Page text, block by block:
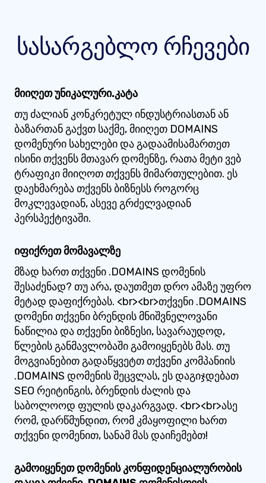
სასარგებლო რჩევები
მიიღეთ უნიკალური.კატა
თუ ძალიან კონკრეტულ ინდუსტრიასთან ან
ბაზართან გაქვთ საქმე, მიიღეთ DOMAINS
დომენური სახელები და გადაამისამართეთ
ისინი თქვენს მთავარ დომენზე, რათა მეტი ვებ
ტრაფიკი მიიღოთ თქვენს მიმართულებით. ეს
დაეხმარება თქვენს ბიზნესს როგორც
მოკლევადიან, ასევე გრძელვადიან
პერსპექტივაში.
იფიქრეთ მომავალზე
მზად ხართ თქვენი .DOMAINS დომენის
შესაძენად? თუ არა, დაუთმეთ დრო ამაზე უფრო
მეტად დაფიქრებას. <br><br>თქვენი .DOMAINS
დომენი თქვენი ბრენდის მნიშვნელოვანი
ნაწილია და თქვენი ბიზნესი, სავარაუდოდ,
წლების განმავლობაში გამოიყენებს მას. თუ
მოგვიანებით გადაწყვეტთ თქვენი კომპანიის
.DOMAINS დომენის შეცვლას, ეს დაგიჯდებათ
SEO რეიტინგის, ბრენდის ძალის და
საბოლოოდ ფულის დაკარგვად. <br><br>ასე
რომ, დარწმუნდით, რომ კმაყოფილი ხართ
თქვენი დომენით, სანამ მას დაიჩემებთ!
გამოიყენეთ დომენის კონფიდენციალურობის